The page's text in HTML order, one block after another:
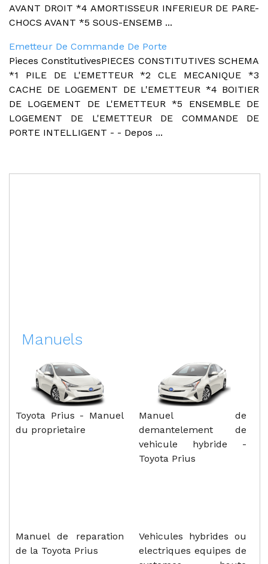
AVANT DROIT *4 AMORTISSEUR INFERIEUR DE PARE-
CHOCS AVANT *5 SOUS-ENSEMB ...
Emetteur De Commande De Porte
Pieces ConstitutivesPIECES CONSTITUTIVES SCHEMA
*1 PILE DE L'EMETTEUR *2 CLE MECANIQUE *3
CACHE DE LOGEMENT DE L'EMETTEUR *4 BOITIER
DE LOGEMENT DE L'EMETTEUR *5 ENSEMBLE DE
LOGEMENT DE L'EMETTEUR DE COMMANDE DE
PORTE INTELLIGENT - - Depos ...
Manuels
Toyota Prius - Manuel
du proprietaire
Manuel de
demantelement de
vehicule hybride -
Toyota Prius
Manuel de reparation
de la Toyota Prius
Vehicules hybrides ou
electriques equipes de